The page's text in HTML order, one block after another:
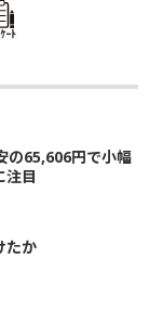
ｰﾄ
の65,606円で小幅
目
たか